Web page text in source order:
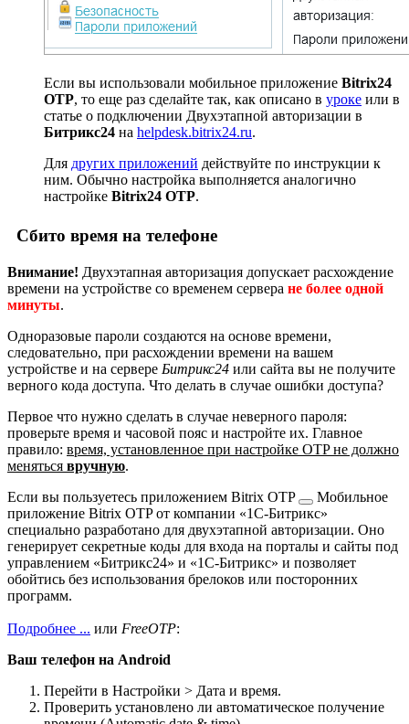
Если вы использовали мобильное приложение Bitrix24
OTP, то еще раз сделайте так, как описано в уроке или в
статье о подключении Двухэтапной авторизации в
Битрикс24 на helpdesk.bitrix24.ru.
Для других приложений действуйте по инструкции к
ним. Обычно настройка выполняется аналогично
настройке Bitrix24 OTP.
Сбито время на телефоне
Внимание! Двухэтапная авторизация допускает расхождение
времени на устройстве со временем сервера не более одной
минуты.
Одноразовые пароли создаются на основе времени,
следовательно, при расхождении времени на вашем
устройстве и на сервере Битрикс24 или сайта вы не получите
верного кода доступа. Что делать в случае ошибки доступа?
Первое что нужно сделать в случае неверного пароля:
проверьте время и часовой пояс и настройте их. Главное
правило: время, установленное при настройке OTP не должно
меняться вручную.
Если вы пользуетесь приложением Bitrix OTP
Мобильное
приложение Bitrix OTP от компании «1С-Битрикс»
специально разработано для двухэтапной авторизации. Оно
генерирует секретные коды для входа на порталы и сайты под
управлением «Битрикс24» и «1С-Битрикс» и позволяет
обойтись без использования брелоков или посторонних
программ.
Подробнее ... или FreeOTP:
Ваш телефон на Android
Перейти в Настройки > Дата и время.
Проверить установлено ли автоматическое получение